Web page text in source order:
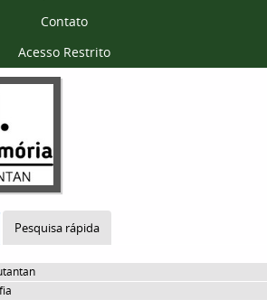
Contato
Acesso Restrito
Pesquisa rápida